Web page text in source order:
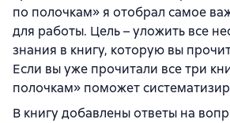
по полочкам» я отобрал самое
для работы. Цель – уложить все
знания в книгу, которую вы
Если вы уже прочитали все три
полочкам» поможет
В книгу добавлены ответы на